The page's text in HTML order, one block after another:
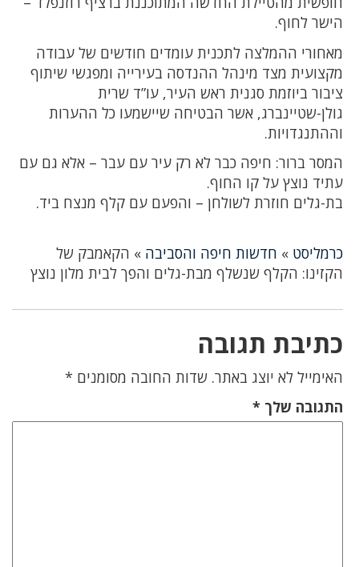
הישר לחוף.
מאחורי ההמלצה לתכנית עומדים חודשים של עבודה
מקצועית מצד מינהל ההנדסה בעירייה ומפגשי שיתוף
ציבור ביוזמת סגנית ראש העיר, עו”ד שרית
גולן-שטיינברג, אשר הבטיחה שיישמעו כל ההערות
וההתנגדויות.
המסר ברור: חיפה כבר לא רק עיר עם עבר – אלא גם עם
עתיד נוצץ על קו החוף.
בת-גלים חוזרת לשולחן – והפעם עם קלף מנצח ביד.
כרמליסט » חדשות חיפה והסביבה » הקאמבק של
הקזינו: הקלף שנשלף מבת-גלים והפך לבית מלון נוצץ
כתיבת תגובה
האימייל לא יוצג באתר. שדות החובה מסומנים *
התגובה שלך *